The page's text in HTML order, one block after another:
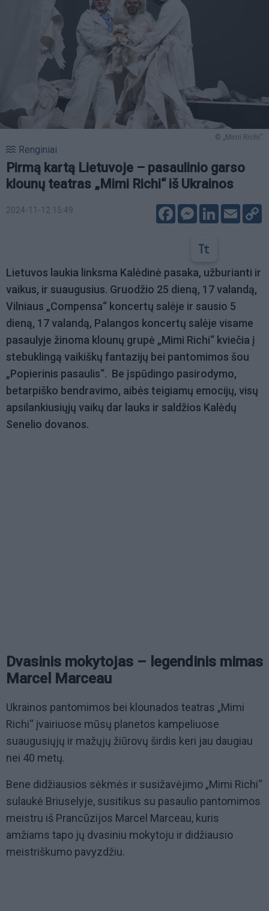
© „Mimi Richi“
Renginiai
Pirmą kartą Lietuvoje – pasaulinio garso
klounų teatras „Mimi Richi“ iš Ukrainos
2024-11-12 15:49 FacebookMessenger
LinkedIn
Email
Lietuvos laukia linksma Kalėdinė pasaka, užburianti ir
vaikus, ir suaugusius. Gruodžio 25 dieną, 17 valandą,
Vilniaus „Compensa“ koncertų salėje ir sausio 5
dieną, 17 valandą, Palangos koncertų salėje visame
pasaulyje žinoma klounų grupė „Mimi Richi“ kviečia į
stebuklingą vaikiškų fantazijų bei pantomimos šou
„Popierinis pasaulis“. Be įspūdingo pasirodymo,
betarpiško bendravimo, aibės teigiamų emocijų, visų
apsilankiusiųjų vaikų dar lauks ir saldžios Kalėdų
Senelio dovanos.
Dvasinis mokytojas – legendinis mimas
Marcel Marceau
Ukrainos pantomimos bei klounados teatras „Mimi
Richi“ įvairiuose mūsų planetos kampeliuose
suaugusiųjų ir mažųjų žiūrovų širdis keri jau daugiau
nei 40 metų.
Bene didžiausios sėkmės ir susižavėjimo „Mimi Richi“
sulaukė Briuselyje, susitikus su pasaulio pantomimos
meistru iš Prancūzijos Marcel Marceau, kuris
amžiams tapo jų dvasiniu mokytoju ir didžiausio
meistriškumo pavyzdžiu.